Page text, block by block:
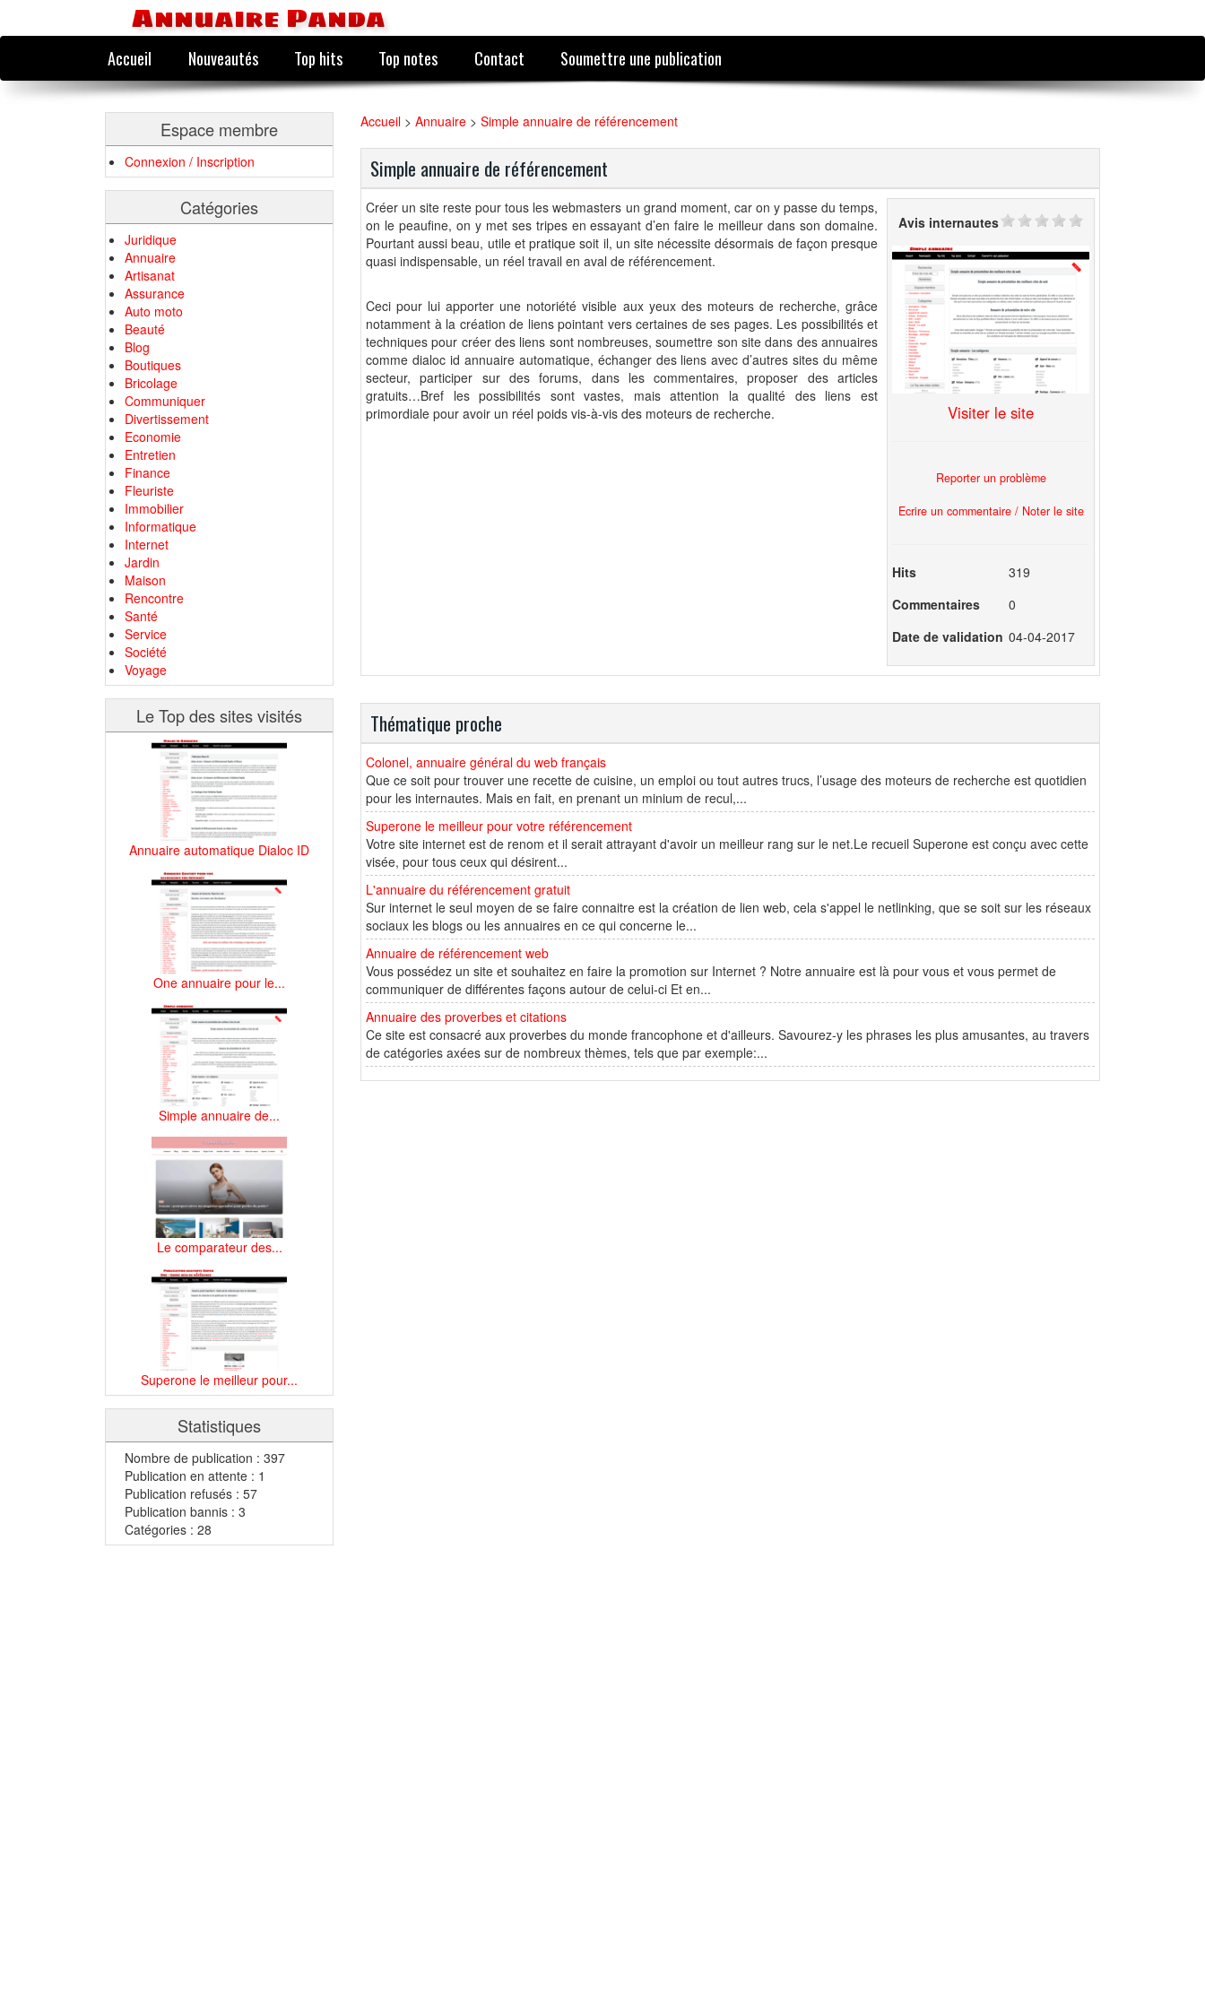
Annuaire Panda
Accueil Nouveautés Top hits Top notes Contact Soumettre une publication
Espace membre
Connexion / Inscription
Catégories
Juridique
Annuaire
Artisanat
Assurance
Auto moto
Beauté
Blog
Boutiques
Bricolage
Communiquer
Divertissement
Economie
Entretien
Finance
Fleuriste
Immobilier
Informatique
Internet
Jardin
Maison
Rencontre
Santé
Service
Société
Voyage
Le Top des sites visités
Annuaire automatique Dialoc ID
One annuaire pour le...
Simple annuaire de...
Le comparateur des...
Superone le meilleur pour...
Statistiques
Nombre de publication : 397
Publication en attente : 1
Publication refusés : 57
Publication bannis : 3
Catégories : 28
Accueil > Annuaire > Simple annuaire de référencement
Simple annuaire de référencement
Créer un site reste pour tous les webmasters un grand moment, car on y passe du temps,
on le peaufine, on y met ses tripes en essayant d’en faire le meilleur dans son domaine.
Pourtant aussi beau, utile et pratique soit il, un site nécessite désormais de façon presque
quasi indispensable, un réel travail en aval de référencement.
Ceci pour lui apporter une notoriété visible aux yeux des moteurs de recherche, grâce
notamment à la création de liens pointant vers certaines de ses pages. Les possibilités et
techniques pour créer des liens sont nombreuses, soumettre son site dans des annuaires
comme dialoc id annuaire automatique, échanger des liens avec d’autres sites du même
secteur, participer sur des forums, dans les commentaires, proposer des articles
gratuits…Bref les possibilités sont vastes, mais attention la qualité des liens est
primordiale pour avoir un réel poids vis-à-vis des moteurs de recherche.
Avis internautes
Visiter le site
Reporter un problème
Ecrire un commentaire / Noter le site
Hits
319
Commentaires
0
Date de validation 04-04-2017
Thématique proche
Colonel, annuaire général du web français
Que ce soit pour trouver une recette de cuisine, un emploi ou tout autres trucs, l’usage des moteurs de recherche est quotidien
pour les internautes. Mais en fait, en prenant un minium de recul,...
Superone le meilleur pour votre référencement
Votre site internet est de renom et il serait attrayant d'avoir un meilleur rang sur le net.Le recueil Superone est conçu avec cette
visée, pour tous ceux qui désirent...
L'annuaire du référencement gratuit
Sur internet le seul moyen de se faire connaitre est la création de lien web, cela s'appel le netlinking, que se soit sur les réseaux
sociaux les blogs ou les annuaires en ce qui concerne le...
Annuaire de référencement web
Vous possédez un site et souhaitez en faire la promotion sur Internet ? Notre annuaire est là pour vous et vous permet de
communiquer de différentes façons autour de celui-ci Et en...
Annuaire des proverbes et citations
Ce site est consacré aux proverbes du monde francophone et d'ailleurs. Savourez-y les phrases les plus amusantes, au travers
de catégories axées sur de nombreux thèmes, tels que par exemple:...